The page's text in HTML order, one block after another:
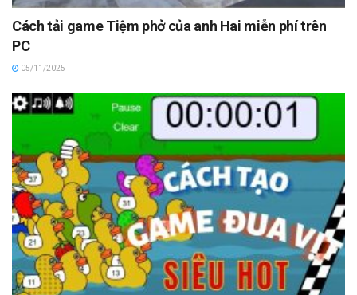
Cách tải game Tiệm phở của anh Hai miễn phí trên
PC
05/11/2025